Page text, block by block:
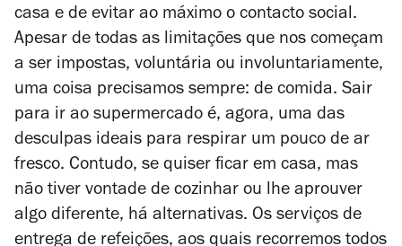
casa e de evitar ao máximo o contacto social.
Apesar de todas as limitações que nos começam
a ser impostas, voluntária ou involuntariamente,
uma coisa precisamos sempre: de comida. Sair
para ir ao supermercado é, agora, uma das
desculpas ideais para respirar um pouco de ar
fresco. Contudo, se quiser ficar em casa, mas
não tiver vontade de cozinhar ou lhe aprouver
algo diferente, há alternativas. Os serviços de
entrega de refeições, aos quais recorremos todos